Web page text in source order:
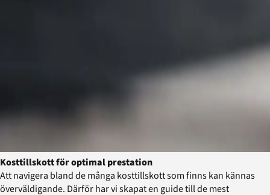
Kosttillskott för optimal prestation
Att navigera bland de många kosttillskott som finns kan kännas
överväldigande. Därför har vi skapat en guide till de mest